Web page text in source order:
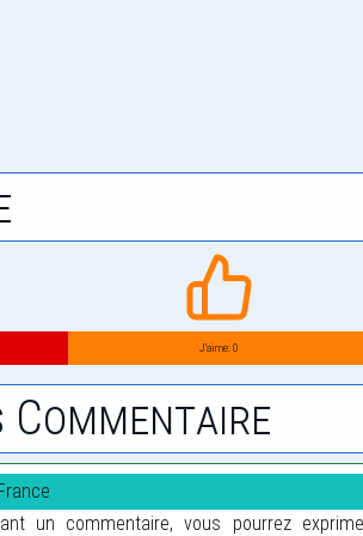
J’aime: 0
Commentaire
un commentaire, vous pourrez